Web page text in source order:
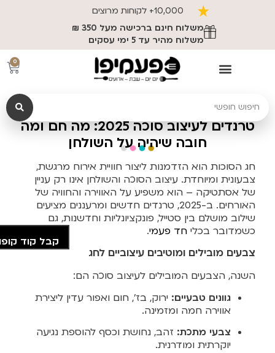
10,000+ לקוחות מרוצים
משלוח חינם ברכישה מעל 350 ₪
משלוח מהיר עד 5 ימי עסקים
0
טרנדים לעיצוב סוכה 2025: מה חם ומה
חובה שיהיה על השולחן
חג הסוכות הוא הזדמנות ליצור חוויית אירוח מרגשת,
צבעונית ומיוחדת. עיצוב הסוכה והשולחן אינו רק עניין
של אסתטיקה – הוא משפיע על האווירה והחוויה של
האורחים. ב-2025, טרנדים חדשים ומרעננים מציעים
שילוב מושלם בין סטייל, פונקציונליות וחדשנות, גם
כשמדובר בכליחד פעמי.
צבעים מובילים ומוטיבים עיצוביים לחג
השנה, הצבעים המובילים לעיצוב סוכה הם:
גוונים טבעיים: ירוק, בז’, חום ואפור עדין ליצירת
אווירה חמה ומזמינה.
צבעי מתכת: זהב, נחושת וכסף להוספת נגיעה
יוקרתית ומודרנית.
קבל קוד